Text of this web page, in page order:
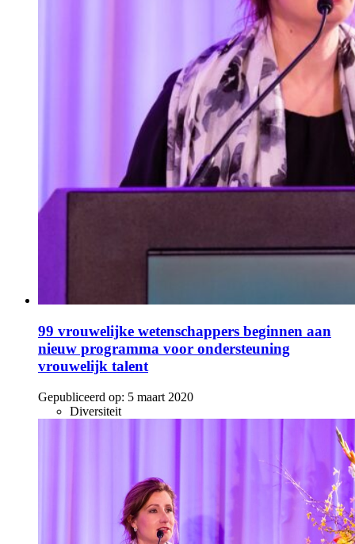
99 vrouwelijke wetenschappers beginnen aan
nieuw programma voor ondersteuning
vrouwelijk talent
Gepubliceerd op: 5 maart 2020
Diversiteit